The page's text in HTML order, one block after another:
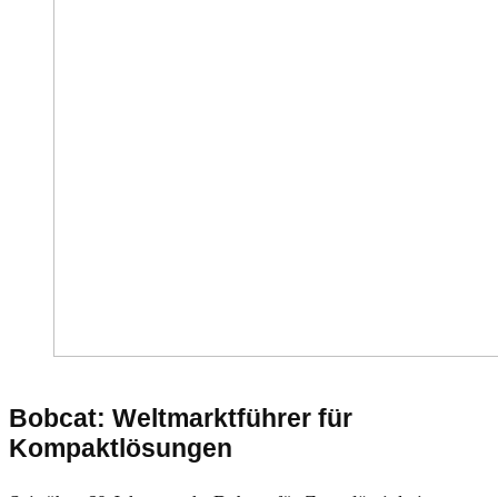
Bobcat: Weltmarktführer für
Kompaktlösungen